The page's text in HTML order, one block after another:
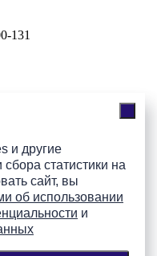
и другие
статистики на
сайт, вы
об использовании
и
131